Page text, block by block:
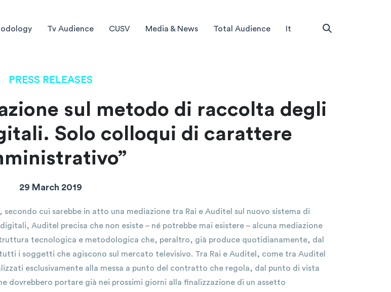
Tv Audience CUSV Media & News Total Audience It
PRESS RELEASES
sul metodo di raccolta degli
Solo colloqui di carattere
29 March 2019
cui sarebbe in atto una mediazione tra Rai e Auditel sul nuovo sistema di
Auditel precisa che non esiste – né potrebbe mai esistere – alcuna mediazione
tecnologica e metodologica che, peraltro, già produce quotidianamente, dal
i soggetti che agiscono sul mercato televisivo. Tra Rai e Auditel, come tra Auditel
esclusivamente alla messa a punto del contratto che regola, dal punto di vista
portare già nei prossimi giorni alla finalizzazione di un assetto